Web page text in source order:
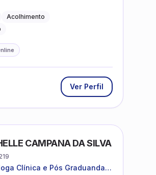
Acolhimento
Ver Perfil
CAMPANA DA SILVA
Clínica e Pós Graduanda